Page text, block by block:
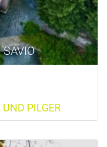
SAVIO
PILGER